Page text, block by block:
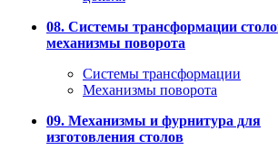
08. Системы трансформации
механизмы поворота
Системы трансформации
Механизмы поворота
09. Механизмы и фурнитура для
изготовления столов